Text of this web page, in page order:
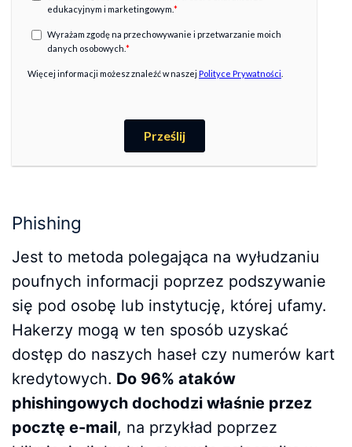
Phishing
Jest to metoda polegająca na wyłudzaniu
poufnych informacji poprzez podszywanie
się pod osobę lub instytucję, której ufamy.
Hakerzy mogą w ten sposób uzyskać
dostęp do naszych haseł czy numerów kart
kredytowych. Do 96% ataków
phishingowych dochodzi właśnie przez
pocztę e-mail, na przykład poprzez